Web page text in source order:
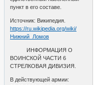
пункт в его составе.
Источник: Википедия.
https://ru.wikipedia.org/wiki/
Нижний_Ломов
ИНФОРМАЦИЯ О
ВОИНСКОЙ ЧАСТИ 6
СТРЕЛКОВАЯ ДИВИЗИЯ.
В действующей армии: